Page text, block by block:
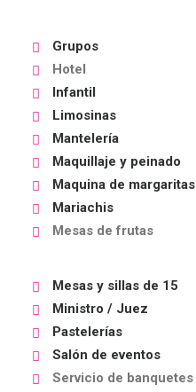
Grupos
Hotel
Infantil
Limosinas
Mantelería
Maquillaje y peinado
Maquina de margaritas
Mariachis
Mesas de frutas
Mesas y sillas de 15
Ministro / Juez
Pastelerías
Salón de eventos
Servicio de banquetes